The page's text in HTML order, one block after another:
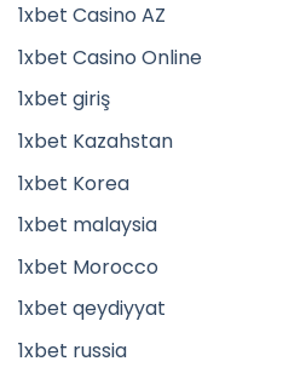
1xbet Casino AZ
1xbet Casino Online
1xbet giriş
1xbet Kazahstan
1xbet Korea
1xbet malaysia
1xbet Morocco
1xbet qeydiyyat
1xbet russia